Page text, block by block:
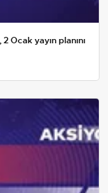
Ocak yayın planını